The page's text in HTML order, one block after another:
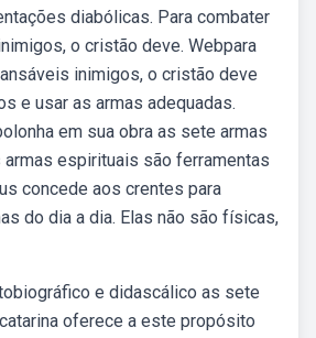
diabólicas. Para combater
o cristão deve. Webpara
inimigos, o cristão deve
e usar as armas adequadas.
em sua obra as sete armas
espirituais são ferramentas
concede aos crentes para
do dia a dia. Elas não são físicas,
e didascálico as sete
oferece a este propósito